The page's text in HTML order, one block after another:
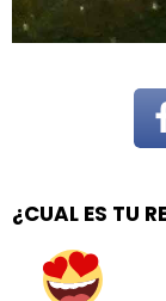
¿CUAL ES TU